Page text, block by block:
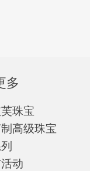
多
珠宝
高级珠宝
动